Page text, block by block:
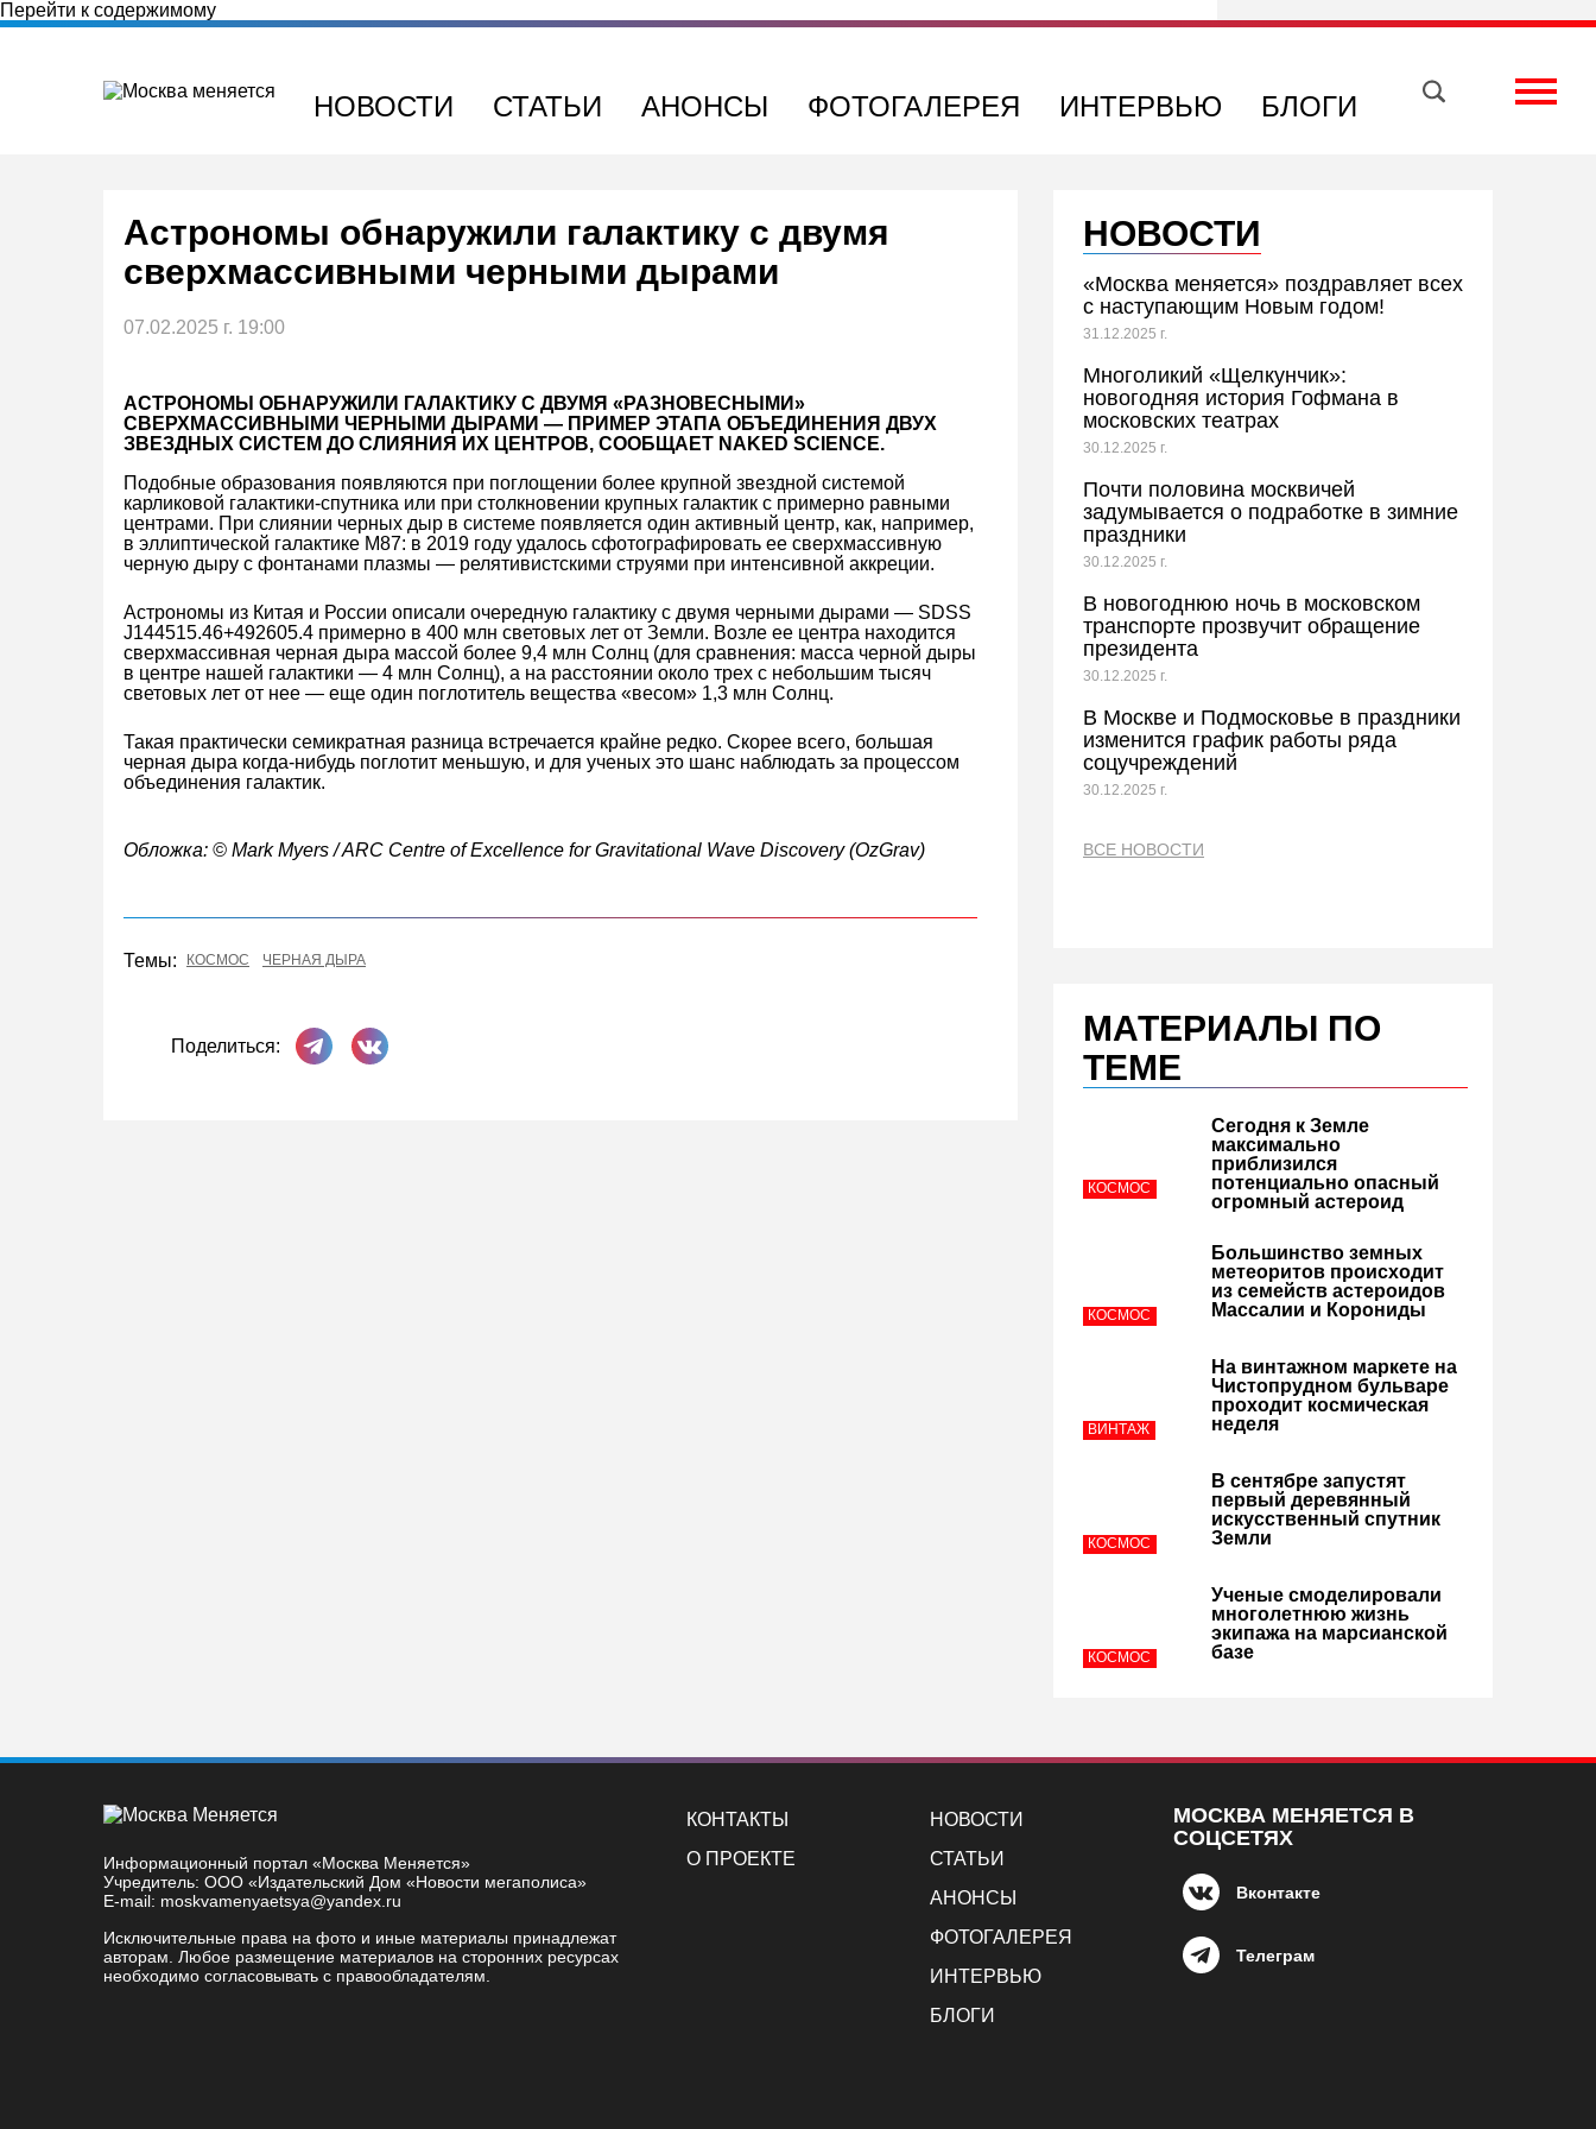
Перейти к содержимому
НОВОСТИ СТАТЬИ АНОНСЫ ФОТОГАЛЕРЕЯ ИНТЕРВЬЮ БЛОГИ
ВконтактеТелеграм
Астрономы обнаружили галактику с двумя
сверхмассивными черными дырами
07.02.2025 г. 19:00
АСТРОНОМЫ ОБНАРУЖИЛИ ГАЛАКТИКУ С ДВУМЯ «РАЗНОВЕСНЫМИ»
СВЕРХМАССИВНЫМИ ЧЕРНЫМИ ДЫРАМИ — ПРИМЕР ЭТАПА ОБЪЕДИНЕНИЯ ДВУХ
ЗВЕЗДНЫХ СИСТЕМ ДО СЛИЯНИЯ ИХ ЦЕНТРОВ, СООБЩАЕТ NAKED SCIENCE.
Подобные образования появляются при поглощении более крупной звездной системой
карликовой галактики-спутника или при столкновении крупных галактик с примерно равными
центрами. При слиянии черных дыр в системе появляется один активный центр, как, например,
в эллиптической галактике М87: в 2019 году удалось сфотографировать ее сверхмассивную
черную дыру с фонтанами плазмы — релятивистскими струями при интенсивной аккреции.
Астрономы из Китая и России описали очередную галактику с двумя черными дырами — SDSS
J144515.46+492605.4 примерно в 400 млн световых лет от Земли. Возле ее центра находится
сверхмассивная черная дыра массой более 9,4 млн Солнц (для сравнения: масса черной дыры
в центре нашей галактики — 4 млн Солнц), а на расстоянии около трех с небольшим тысяч
световых лет от нее — еще один поглотитель вещества «весом» 1,3 млн Солнц.
Такая практически семикратная разница встречается крайне редко. Скорее всего, большая
черная дыра когда-нибудь поглотит меньшую, и для ученых это шанс наблюдать за процессом
объединения галактик.
Обложка: © Mark Myers / ARC Centre of Excellence for Gravitational Wave Discovery (OzGrav)
Темы: КОСМОС ЧЕРНАЯ ДЫРА
Поделиться:
Поделиться в Телеграме
Поделиться ВКонтакте
НОВОСТИ
«Москва меняется» поздравляет всех
с наступающим Новым годом!
31.12.2025 г.
Многоликий «Щелкунчик»:
новогодняя история Гофмана в
московских театрах
30.12.2025 г.
Почти половина москвичей
задумывается о подработке в зимние
праздники
30.12.2025 г.
В новогоднюю ночь в московском
транспорте прозвучит обращение
президента
30.12.2025 г.
В Москве и Подмосковье в праздники
изменится график работы ряда
соцучреждений
30.12.2025 г.
ВСЕ НОВОСТИ
МАТЕРИАЛЫ ПО
ТЕМЕ
КОСМОС
Сегодня к Земле
максимально
приблизился
потенциально опасный
огромный астероид
КОСМОС
Большинство земных
метеоритов происходит
из семейств астероидов
Массалии и Корониды
ВИНТАЖ
На винтажном маркете на
Чистопрудном бульваре
проходит космическая
неделя
КОСМОС
В сентябре запустят
первый деревянный
искусственный спутник
Земли
КОСМОС
Ученые смоделировали
многолетнюю жизнь
экипажа на марсианской
базе
Информационный портал «Москва Меняется»
Учредитель: ООО «Издательский Дом «Новости мегаполиса»
E-mail: moskvamenyaetsya@yandex.ru
Исключительные права на фото и иные материалы принадлежат
авторам. Любое размещение материалов на сторонних ресурсах
необходимо согласовывать с правообладателям.
КОНТАКТЫ
О ПРОЕКТЕ
НОВОСТИ
СТАТЬИ
АНОНСЫ
ФОТОГАЛЕРЕЯ
ИНТЕРВЬЮ
БЛОГИ
МОСКВА МЕНЯЕТСЯ В
СОЦСЕТЯХ
Вконтакте
Телеграм